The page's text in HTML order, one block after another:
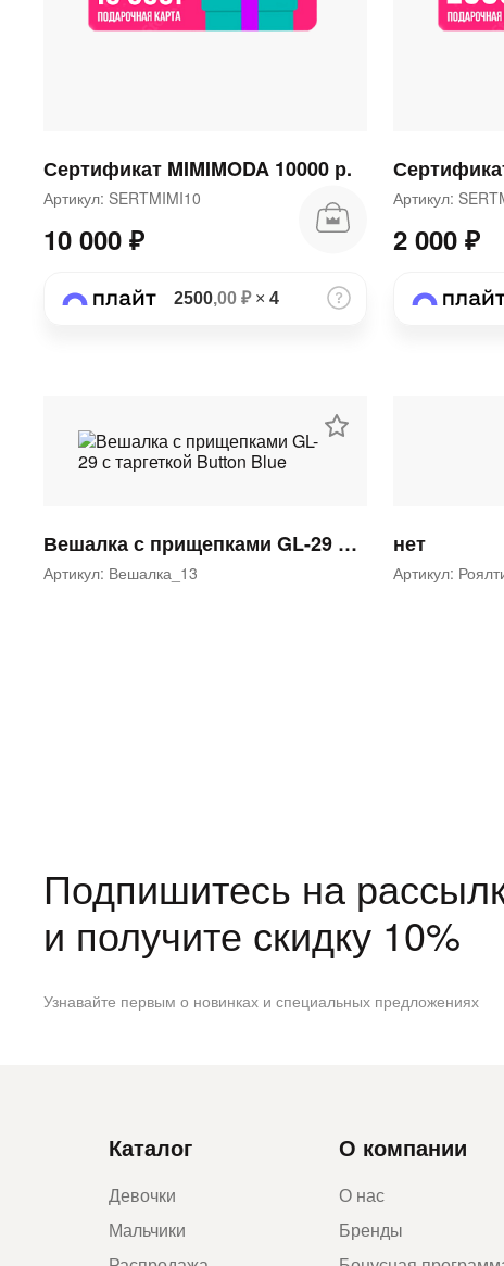
Сертификат MIMIMODA 10000 р.
Артикул: SERTMIMI10
10 000 ₽
2500,00 ₽× 4
Артикул:
2 000 ₽
Вешалка с прищепками GL-29 с таргеткой Button Blue
Артикул: Вешалка_13
нет
Артикул:
Подпишитесь на
и получите скидку 10%
Узнавайте первым о новинках и специальных предложениях
Каталог
Девочки
Мальчики
О компании
О нас
Бренды